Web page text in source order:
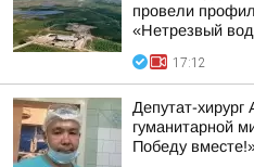
провели
«Нетрезвый
17:12
Депутат-хирург
гуманитарной
Победу